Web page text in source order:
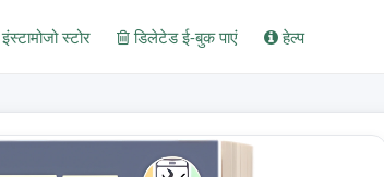
इंस्टामोजो स्टोर डिलेटेड ई-बुक पाएं हेल्प